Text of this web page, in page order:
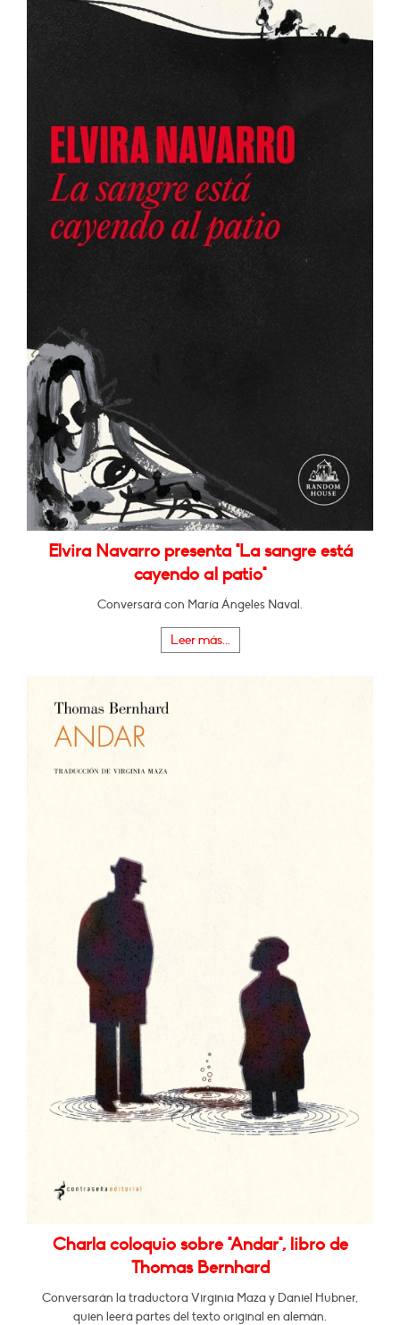
Elvira Navarro presenta "La sangre está
cayendo al patio"
Conversará con María Ángeles Naval.
Leer más...
Charla coloquio sobre "Andar", libro de
Thomas Bernhard
Conversarán la traductora Virginia Maza y Daniel Hubner,
quien leerá partes del texto original en alemán.